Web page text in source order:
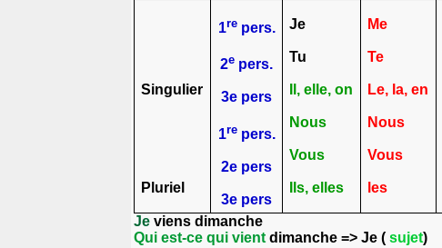
Singulier
Pluriel
1repers.
2e pers.
3e pers
1repers.
2e pers
3e pers
Je
Tu
Il, elle, on
Nous
Vous
Ils, elles
Me
Te
Le, la, en
Nous
Vous
les
Je viens dimanche
Qui est-ce qui vient dimanche => Je ( sujet)